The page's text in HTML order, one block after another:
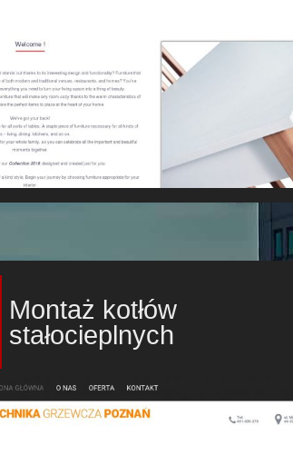
Montaż kotłów
stałocieplnych